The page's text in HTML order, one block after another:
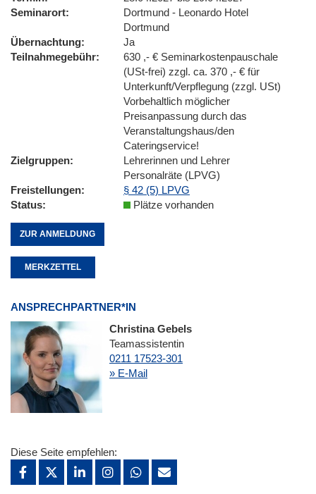
Seminarort
Dortmund - Leonardo Hotel
Dortmund
Übernachtung
Ja
Teilnahmegebühr
630 ,- € Seminarkostenpauschale
(USt-frei) zzgl. ca. 370 ,- € für
Unterkunft/Verpflegung (zzgl. USt)
Vorbehaltlich möglicher
Preisanpassung durch das
Veranstaltungshaus/den
Cateringservice!
Zielgruppen
Lehrerinnen und Lehrer
Personalräte (LPVG)
Freistellungen
§ 42 (5) LPVG
Status
Plätze vorhanden
ZUR ANMELDUNG
MERKZETTEL
ANSPRECHPARTNER*IN
Christina Gebels
Teamassistentin
0211 17523-301
» E-Mail
Diese Seite empfehlen: